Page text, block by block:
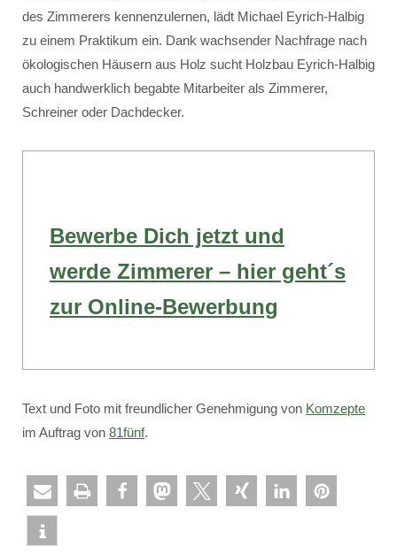
des Zimmerers kennenzulernen, lädt Michael Eyrich-Halbig
zu einem Praktikum ein. Dank wachsender Nachfrage nach
ökologischen Häusern aus Holz sucht Holzbau Eyrich-Halbig
auch handwerklich begabte Mitarbeiter als Zimmerer,
Schreiner oder Dachdecker.
Bewerbe Dich jetzt und
werde Zimmerer – hier geht´s
zur Online-Bewerbung
Text und Foto mit freundlicher Genehmigung von Komzepte
im Auftrag von 81fünf.